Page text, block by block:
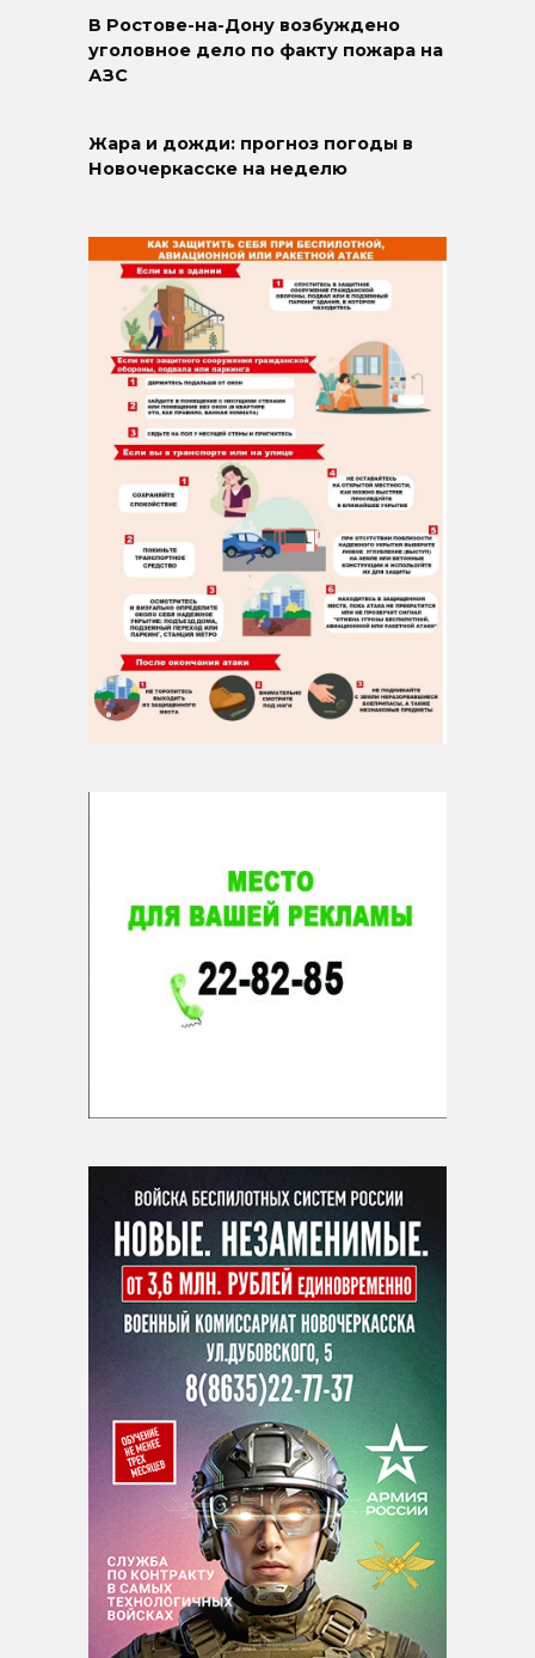
В Ростове-на-Дону возбуждено
уголовное дело по факту пожара на
АЗС
Жара и дожди: прогноз погоды в
Новочеркасске на неделю